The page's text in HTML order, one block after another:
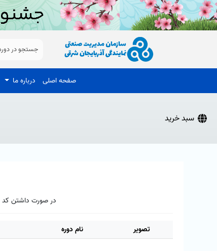
صفحه اصلی درباره ما
سبد خرید
در صورت داشتن
تصویر نام دوره